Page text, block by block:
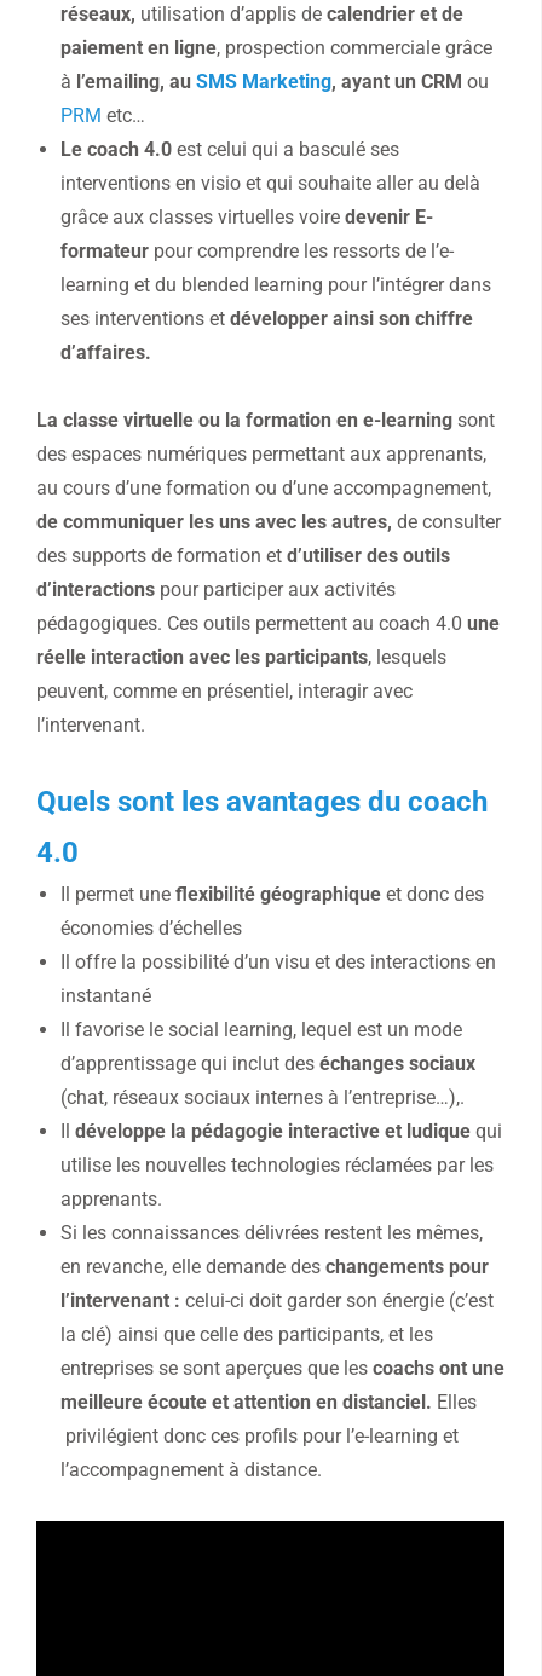
réseaux, utilisation d’applis de calendrier et de
paiement en ligne, prospection commerciale grâce
à l’emailing, au SMS Marketing, ayant un CRM ou
PRM etc…
Le coach 4.0 est celui qui a basculé ses
interventions en visio et qui souhaite aller au delà
grâce aux classes virtuelles voire devenir E-
formateur pour comprendre les ressorts de l’e-
learning et du blended learning pour l’intégrer dans
ses interventions et développer ainsi son chiffre
d’affaires.
La classe virtuelle ou la formation en e-learning sont
des espaces numériques permettant aux apprenants,
au cours d’une formation ou d’une accompagnement,
de communiquer les uns avec les autres, de consulter
des supports de formation et d’utiliser des outils
d’interactions pour participer aux activités
pédagogiques. Ces outils permettent au coach 4.0 une
réelle interaction avec les participants, lesquels
peuvent, comme en présentiel, interagir avec
l’intervenant.
Quels sont les avantages du coach
4.0
Il permet une flexibilité géographique et donc des
économies d’échelles
Il offre la possibilité d’un visu et des interactions en
instantané
Il favorise le social learning, lequel est un mode
d’apprentissage qui inclut des échanges sociaux
(chat, réseaux sociaux internes à l’entreprise…),.
Il développe la pédagogie interactive et ludique qui
utilise les nouvelles technologies réclamées par les
apprenants.
Si les connaissances délivrées restent les mêmes,
en revanche, elle demande des changements pour
l’intervenant : celui-ci doit garder son énergie (c’est
la clé) ainsi que celle des participants, et les
entreprises se sont aperçues que les coachs ont une
meilleure écoute et attention en distanciel. Elles
privilégient donc ces profils pour l’e-learning et
l’accompagnement à distance.